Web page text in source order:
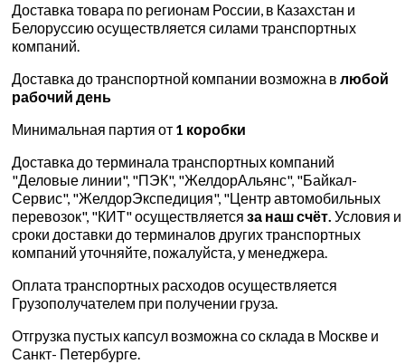
Доставка товара по регионам России, в Казахстан и
Белоруссию осуществляется силами транспортных
компаний.
Доставка до транспортной компании возможна в любой
рабочий день
Минимальная партия от 1 коробки
Доставка до терминала транспортных компаний
"Деловые линии", "ПЭК", "ЖелдорАльянс", "Байкал-
Сервис", "ЖелдорЭкспедиция", "Центр автомобильных
перевозок", "КИТ" осуществляется за наш счёт. Условия и
сроки доставки до терминалов других транспортных
компаний уточняйте, пожалуйста, у менеджера.
Оплата транспортных расходов осуществляется
Грузополучателем при получении груза.
Отгрузка пустых капсул возможна со склада в Москве и
Санкт- Петербурге.